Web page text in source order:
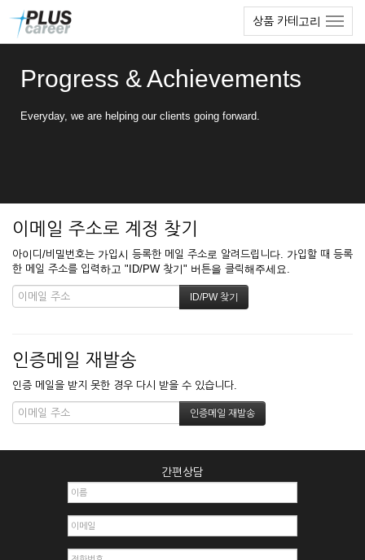
상품 카테고리
Progress & Achievements
Everyday, we are helping our clients going forward.
이메일 주소로 계정 찾기
아이디/비밀번호는 가입시 등록한 메일 주소로 알려드립니다. 가입할 때 등록
한 메일 주소를 입력하고 "ID/PW 찾기" 버튼을 클릭해주세요.
인증메일 재발송
인증 메일을 받지 못한 경우 다시 받을 수 있습니다.
간편상담